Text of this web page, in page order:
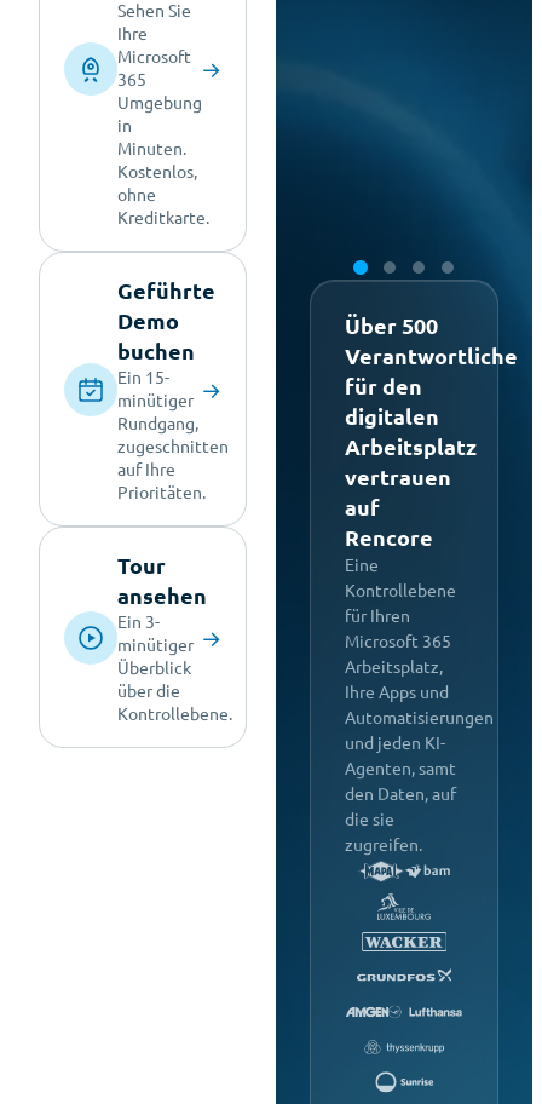
Sehen Sie
Ihre
Microsoft
365
Umgebung
in
Minuten.
Kostenlos,
ohne
Kreditkarte.
→
Geführte
Demo
buchen
Ein 15-
minütiger
Rundgang,
zugeschnitten
auf Ihre
Prioritäten.
→
Tour
ansehen
Ein 3-
minütiger
Überblick
über die
Kontrollebene.
→
Über 500
Verantwortliche
für den
digitalen
Arbeitsplatz
vertrauen
auf
Rencore
Eine
Kontrollebene
für Ihren
Microsoft 365
Arbeitsplatz,
Ihre Apps und
Automatisierungen
und jeden KI-
Agenten, samt
den Daten, auf
die sie
zugreifen.